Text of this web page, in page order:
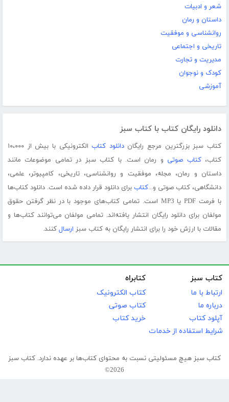
شعر و ادبیات
داستان و رمان
روانشناسی و موفقیت
تاریخی و اجتماعی
مدیریت و تجارت
کودک و نوجوان
آموزشی
دانلود رایگان کتاب با کتاب سبز
کتاب سبز بزرگترین مرجع رایگاندانلود کتاب
الکترونیکی با بیش از ۱۰،۰۰۰
کتاب،کتاب صوتی و رمان است. با کتاب سبز در تمامی موضوعات مانند
داستان و رمان، مجله، موفقیت و روانشناسی، تاریخی، کامپیوتر، علمی،
دانشگاهی، کتاب صوتی و...کتاب برای دانلود قرار داده شده است. دانلود کتاب‌ها
با فرمت PDF یا MP3 است. تمامی کتاب‌های موجود با در نظر گرفتن حقوق
مولفان برای دانلود رایگان انتشار یافته‌اند. تمامی مولفان می‌توانند کتاب‌ها و
مقالات با ارزش خود را برای انتشار رایگان به کتاب سبز ارسال کنند.
کتاب سبز
ارتباط با ما
درباره ما
آپلود کتاب
شرایط استفاده از خدمات
کتابراه
کتاب الکترونیک
کتاب صوتی
خرید کتاب
کتاب سبز هیچ مسئولیتی نسبت به محتوای کتاب‌ها بر عهده ندارد. کتاب سبز
2026©